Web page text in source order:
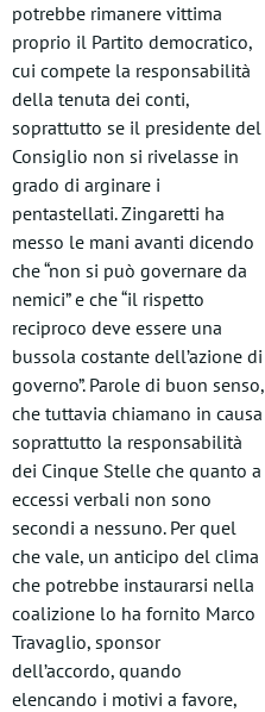
potrebbe rimanere vittima
proprio il Partito democratico,
cui compete la responsabilità
della tenuta dei conti,
soprattutto se il presidente del
Consiglio non si rivelasse in
grado di arginare i
pentastellati. Zingaretti ha
messo le mani avanti dicendo
che “non si può governare da
nemici” e che “il rispetto
reciproco deve essere una
bussola costante dell’azione di
governo”. Parole di buon senso,
che tuttavia chiamano in causa
soprattutto la responsabilità
dei Cinque Stelle che quanto a
eccessi verbali non sono
secondi a nessuno. Per quel
che vale, un anticipo del clima
che potrebbe instaurarsi nella
coalizione lo ha fornito Marco
Travaglio, sponsor
dell’accordo, quando
elencando i motivi a favore,